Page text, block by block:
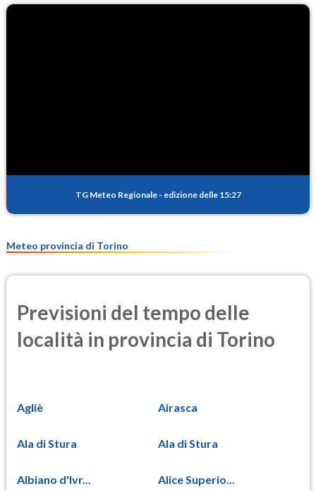
TG Meteo Regionale - edizione delle 15:27
Meteo provincia di Torino
Previsioni del tempo delle
località in provincia di Torino
Agliè Airasca
Ala di Stura Ala di Stura
Albiano d'Ivr... Alice Superio...